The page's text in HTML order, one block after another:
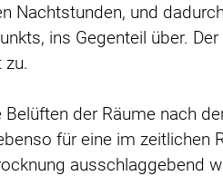
Nachtstunden, und
ins Gegenteil über.
zu.
der Räume nach
für eine im zeitlichen
ausschlaggebend